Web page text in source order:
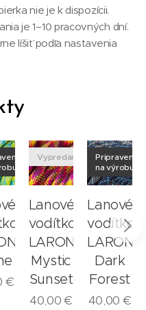
nie je k dispozícii.
je 1–10 pracovných dní.
líšiť podľa nastavenia
€
Lanové
vodítko
LARON
Mystic
Sunset
Vypredané
40,00€
Lanové
vodítko
LARON
Dark
Forest
Pripravené
na výrobu
40,00 €